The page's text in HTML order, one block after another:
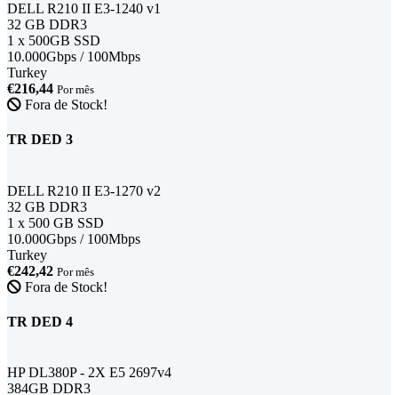
DELL R210 II E3-1240 v1
32 GB DDR3
1 x 500GB SSD
10.000Gbps / 100Mbps
Turkey
€216,44 Por mês
Fora de Stock!
TR DED 3
DELL R210 II E3-1270 v2
32 GB DDR3
1 x 500 GB SSD
10.000Gbps / 100Mbps
Turkey
€242,42 Por mês
Fora de Stock!
TR DED 4
HP DL380P - 2X E5 2697v4
384GB DDR3